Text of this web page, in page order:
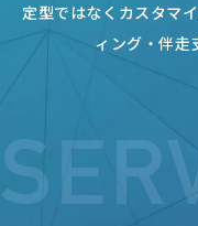
定型ではなくカスタマ
ィング・伴走